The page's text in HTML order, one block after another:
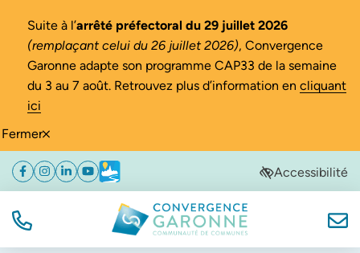
Fermer
Suite à l’arrêté préfectoral du 29 juillet 2026
(remplaçant celui du 26 juillet 2026), Convergence
Garonne adapte son programme CAP33 de la semaine
du 3 au 7 août. Retrouvez plus d’information en cliquant
ici
Aller
navigation
Aller
au
Aller
au
de
Facebook
(ouverture dans un nouvel onglet)
Instagram
(ouverture dans un nouvel onglet)
Linkedin
(ouverture dans un nouvel onglet)
YouTube
(ouverture dans un nouvel onglet)
Météo
(ouverture dans un nouvel onglet)Accessibilité
TÉL. Convergence Garonne